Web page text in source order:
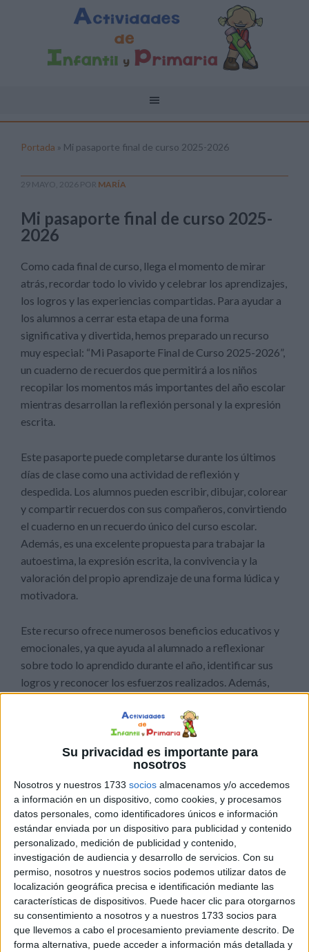
Su privacidad es importante para
nosotros
Nosotros y nuestros 1733 socios almacenamos y/o accedemos
a información en un dispositivo, como cookies, y procesamos
datos personales, como identificadores únicos e información
estándar enviada por un dispositivo para publicidad y contenido
personalizado, medición de publicidad y contenido,
investigación de audiencia y desarrollo de servicios. Con su
permiso, nosotros y nuestros socios podemos utilizar datos de
localización geográfica precisa e identificación mediante las
características de dispositivos. Puede hacer clic para otorgarnos
su consentimiento a nosotros y a nuestros 1733 socios para
que llevemos a cabo el procesamiento previamente descrito. De
forma alternativa, puede acceder a información más detallada y
Portada » Mi pasaporte final de curso 2025-2026
29 MAYO, 2026 POR MARÍA
Mi pasaporte final de curso 2025-
2026
Como cada final de curso, llega el momento de mirar
atrás, recordar todo lo vivido y celebrar los aprendizajes,
los logros y las experiencias compartidas. Para ayudar a
los alumnos a cerrar esta etapa de una forma
significativa y divertida, hemos preparado un recurso
muy especial: “Mi Pasaporte Final de Curso 2025-2026”,
un cuaderno de recuerdos que permitirá a los niños
recopilar los momentos más importantes del año escolar
mientras desarrollan la reflexión personal y la expresión
escrita.
Este pasaporte puede completarse durante los últimos
días de clase como una actividad de reflexión y
despedida. Los alumnos pueden escribir, dibujar, colorear
y compartir recuerdos con sus compañeros, convirtiendo
el cuaderno en un recuerdo único del curso escolar.
Además, es una excelente propuesta para trabajar la
autoestima, la expresión escrita, la convivencia y la
valoración del propio aprendizaje de una forma lúdica y
motivadora.
Este recurso ofrece numerosos beneficios educativos y
emocionales, ya que ayuda al alumnado a reflexionar
sobre todo lo aprendido durante el año, identificar sus
logros y reconocer los esfuerzos realizados. Además,
autoestima y la capacidad de autoevaluación al recordar
experiencias significativas y establecer nuevos objetivos
para el futuro. Las secciones dedicadas a los compañeros
y profesores fortalecen los vínculos afectivos y el
sentido de pertenencia al grupo, mientras que los
espacios para dibujar, colorear y personalizar el
pasaporte convierten la actividad en una experiencia
creativa, motivadora y memorable que los alumnos
conservarán como un bonito recuerdo de su etapa
escolar.